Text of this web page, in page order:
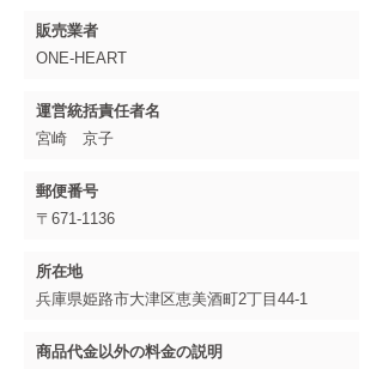
販売業者
ONE-HEART
運営統括責任者名
宮崎 京子
郵便番号
〒671-1136
所在地
兵庫県姫路市大津区恵美酒町2丁目44-1
商品代金以外の料金の説明